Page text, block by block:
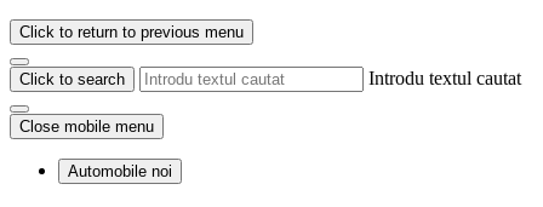
Click to return to previous menu
Click to search Introdu textul cautat
Close mobile menu
Automobile noi